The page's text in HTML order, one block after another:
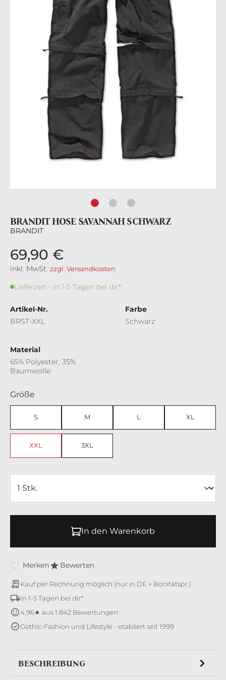
BRANDIT HOSE SAVANNAH SCHWARZ
BRANDIT
69,90 €
inkl. MwSt. zzgl. Versandkosten
Lieferzeit - In 1-5 Tagen bei dir*
Artikel-Nr.
BRST-XXL
Farbe
Schwarz
Material
65% Polyester, 35%
Baumwolle
Größe
S M L XL
XXL 3XL
In den Warenkorb
Merken Bewerten
Kauf per Rechnung möglich (nur in DE + Bonitätspr.)
In 1-5 Tagen bei dir*
4,96★ aus 1.842 Bewertungen
Gothic-Fashion und Lifestyle - etabliert seit 1999
BESCHREIBUNG